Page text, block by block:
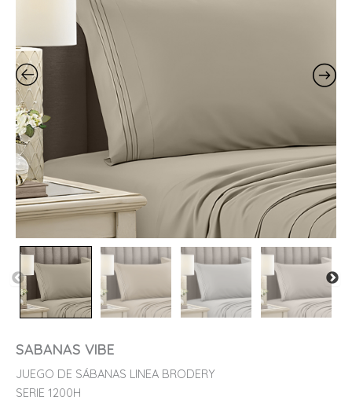
SABANAS VIBE
JUEGO DE SÁBANAS LINEA BRODERY
SERIE 1200H